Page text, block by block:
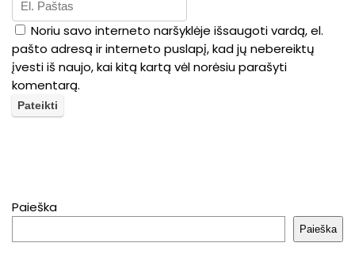
Noriu savo interneto naršyklėje išsaugoti vardą, el.
pašto adresą ir interneto puslapį, kad jų nebereiktų
įvesti iš naujo, kai kitą kartą vėl norėsiu parašyti
komentarą.
Paieška
Paieška